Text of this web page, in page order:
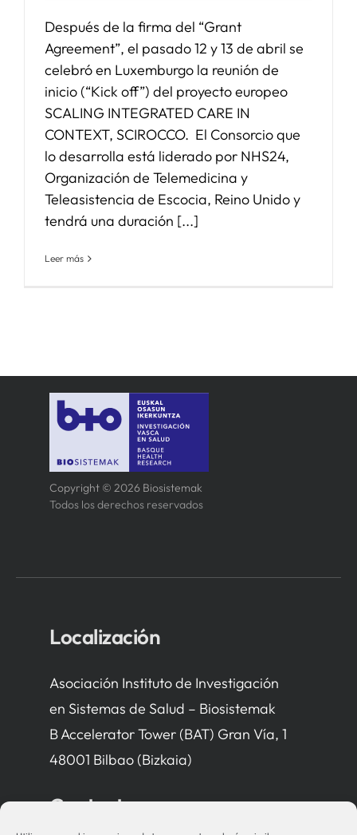
Después de la firma del “Grant
Agreement”, el pasado 12 y 13 de abril se
celebró en Luxemburgo la reunión de
inicio (“Kick off”) del proyecto europeo
SCALING INTEGRATED CARE IN
CONTEXT, SCIROCCO. El Consorcio que
lo desarrolla está liderado por NHS24,
Organización de Telemedicina y
Teleasistencia de Escocia, Reino Unido y
tendrá una duración [...]
Leer más
Copyright © 2026 Biosistemak
Todos los derechos reservados
Localización
Asociación Instituto de Investigación
en Sistemas de Salud – Biosistemak
B Accelerator Tower (BAT) Gran Vía, 1
48001 Bilbao (Bizkaia)
Contacto